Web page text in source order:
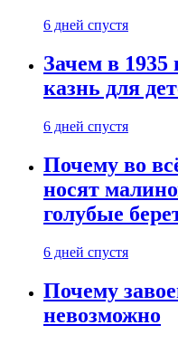
6 дней спустя
Зачем в 1935
казнь для
6 дней спустя
Почему во
носят
голубые
6 дней спустя
Почему
невозможно